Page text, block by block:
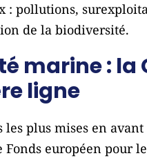
: pollutions,
de la biodiversité.
marine :
ligne
les plus mises en
Fonds européen pour